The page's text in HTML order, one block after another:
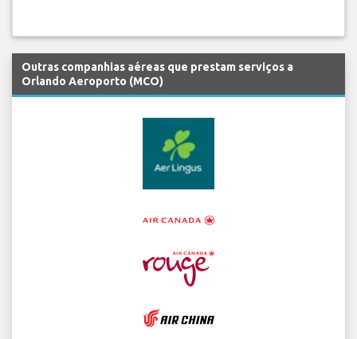
Outras companhias aéreas que prestam serviços a
Orlando Aeroporto (MCO)